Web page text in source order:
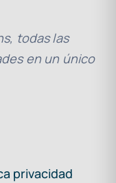
todas las
en un único
privacidad